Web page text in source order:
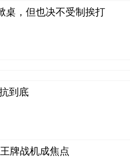
桌，但也决不受制挨打
到底
牌战机成焦点